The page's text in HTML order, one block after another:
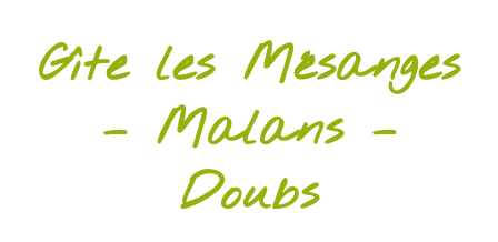
contentGîte les Mésanges
– Malans –
Doubs